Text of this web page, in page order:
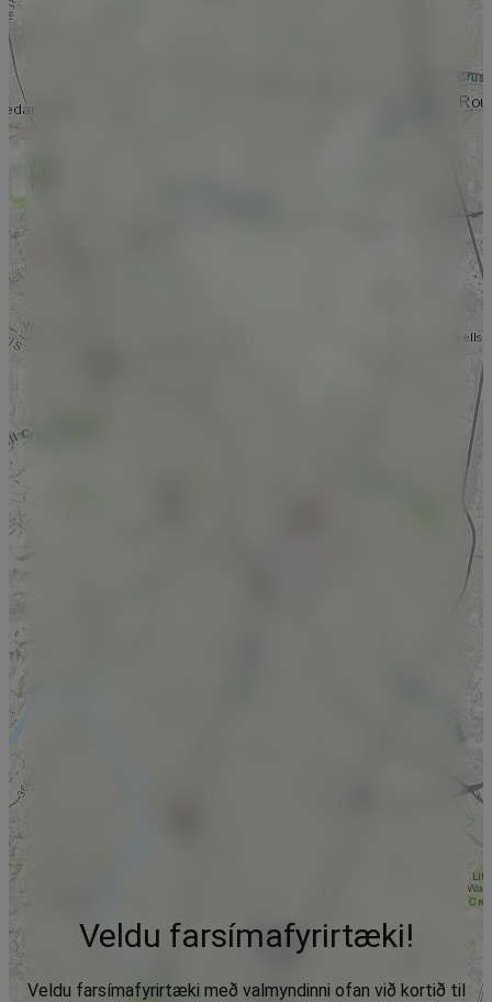
Veldu farsímafyrirtæki!
Veldu farsímafyrirtæki með valmyndinni ofan við kortið til